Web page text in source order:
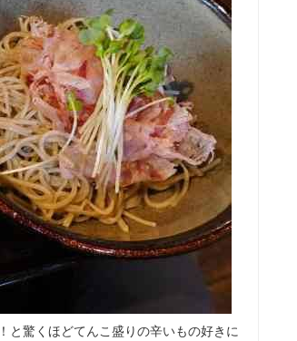
と驚くほどてんこ盛りの辛いもの好きに